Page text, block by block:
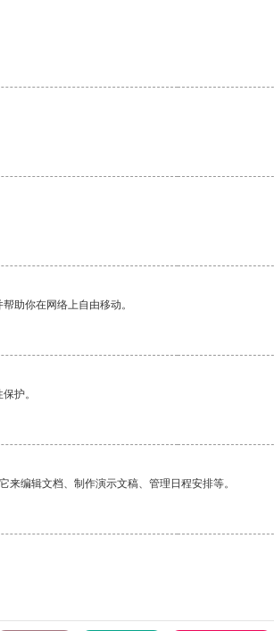
助你在网络上自由移动。
护。
编辑文档、制作演示文稿、管理日程安排等。